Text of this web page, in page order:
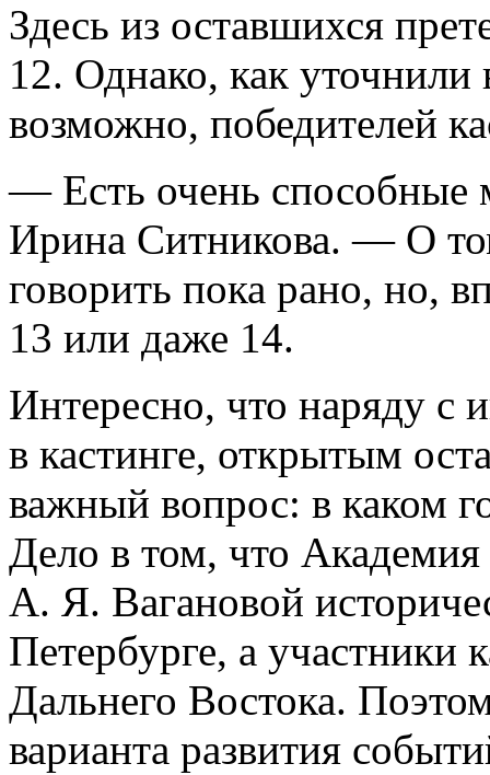
Здесь из оставшихся
12. Однако, как уточнили
возможно, победителей
— Есть очень способные
Ирина Ситникова. — О
говорить пока рано, но,
13 или даже 14.
Интересно, что наряду с
в кастинге, открытым
важный вопрос: в каком
Дело в том, что Академия
А. Я. Вагановой
Петербурге, а участники
Дальнего Востока.
варианта развития